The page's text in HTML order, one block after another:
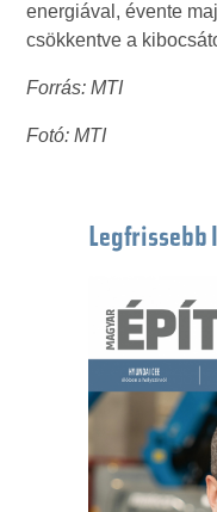
energiával, évente
csökkentve a
Forrás: MTI
Fotó: MTI
Legfrissebb